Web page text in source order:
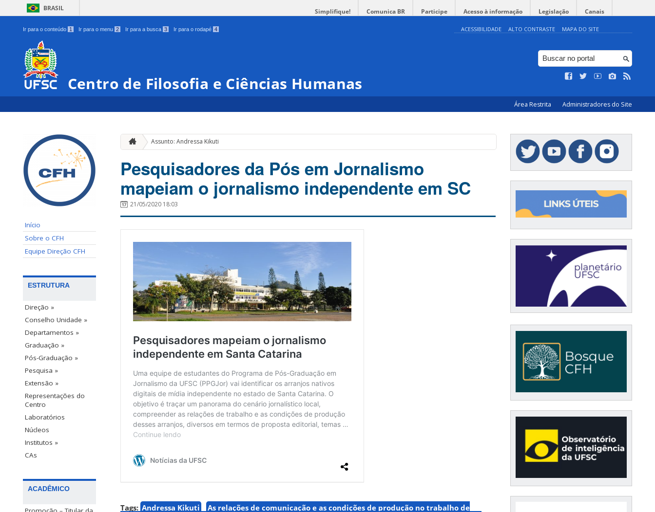
BRASIL Simplifique! Comunica BR Participe Acesso à informação Legislação Canais
Ir para o conteúdo 1 Ir para o menu 2 Ir para a busca 3 Ir para o rodapé 4 ACESSIBILIDADE ALTO CONTRASTE MAPA DO SITE
Centro de Filosofia e Ciências Humanas
Área Restrita Administradores do Site
Início
Sobre o CFH
Equipe Direção CFH
ESTRUTURA
Direção »
Conselho Unidade »
Departamentos »
Graduação »
Pós-Graduação »
Pesquisa »
Extensão »
Representações do
Centro
Laboratórios
Núcleos
Institutos »
CAs
ACADÊMICO
Assunto: Andressa Kikuti
Pesquisadores da Pós em Jornalismo
mapeiam o jornalismo independente em SC
21/05/2020 18:03
Tags: Andressa Kikuti
As relações de comunicação e as condições de produção no trabalho de